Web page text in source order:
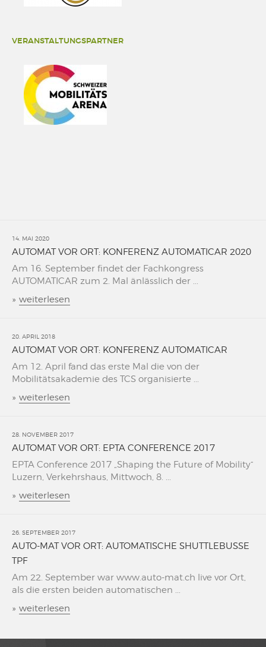
VERANSTALTUNGSPARTNER
14. MAI 2020
AUTOMAT VOR ORT: KONFERENZ AUTOMATICAR 2020
Am 16. September findet der Fachkongress
AUTOMATICAR zum 2. Mal änlässlich der ...
» weiterlesen
20. APRIL 2018
AUTOMAT VOR ORT: KONFERENZ AUTOMATICAR
Am 12. April fand das erste Mal die von der
Mobilitätsakademie des TCS organisierte ...
» weiterlesen
28. NOVEMBER 2017
AUTOMAT VOR ORT: EPTA CONFERENCE 2017
EPTA Conference 2017 „Shaping the Future of Mobility“
Luzern, Verkehrshaus, Mittwoch, 8. ...
» weiterlesen
26. SEPTEMBER 2017
AUTO-MAT VOR ORT: AUTOMATISCHE SHUTTLEBUSSE
TPF
Am 22. September war www.auto-mat.ch live vor Ort,
als die ersten beiden automatischen ...
» weiterlesen